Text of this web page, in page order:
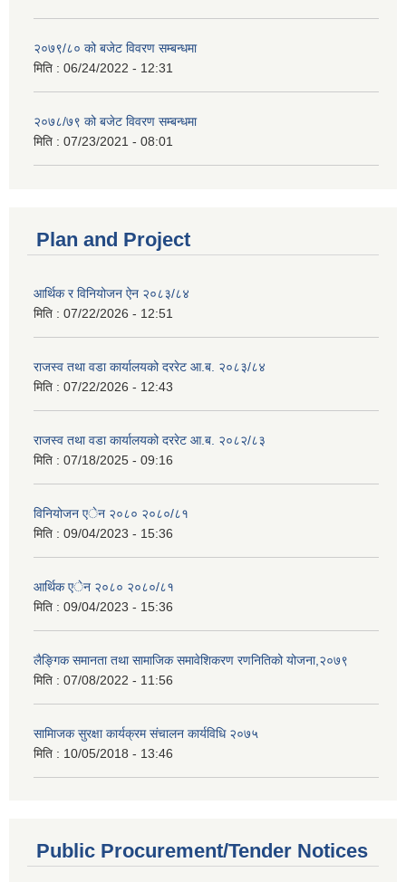
२०७९/८० को बजेट विवरण सम्बन्धमा
मिति : 06/24/2022 - 12:31
२०७८/७९ को बजेट विवरण सम्बन्धमा
मिति : 07/23/2021 - 08:01
Plan and Project
आर्थिक र विनियोजन ऐन २०८३/८४
मिति : 07/22/2026 - 12:51
राजस्व तथा वडा कार्यालयको दररेट आ.ब. २०८३/८४
मिति : 07/22/2026 - 12:43
राजस्व तथा वडा कार्यालयको दररेट आ.ब. २०८२/८३
मिति : 07/18/2025 - 09:16
विनियोजन एेन २०८० २०८०/८१
मिति : 09/04/2023 - 15:36
आर्थिक एेन २०८० २०८०/८१
मिति : 09/04/2023 - 15:36
लैङ्गिक समानता तथा सामाजिक समावेशिकरण रणनितिको योजना,२०७९
मिति : 07/08/2022 - 11:56
सामािजक सुरक्षा कार्यक्रम संचालन कार्यविधि २०७५
मिति : 10/05/2018 - 13:46
Public Procurement/Tender Notices